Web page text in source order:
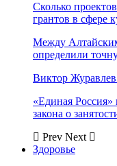
Сколько
грантов в сфере
Между
определили
Виктор Журавлев
«Единая
закона о
Prev Next
Здоровье